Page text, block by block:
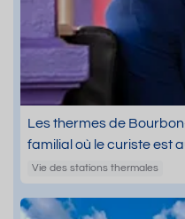
Les thermes de
familial où le curiste est
Vie des stations thermales